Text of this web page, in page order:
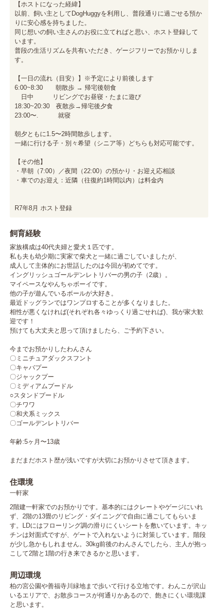
【ホストになった経緯】
以前、飼い主としてDogHuggyを利用し、普段通りに過ごせる預か
りに安心感を持ちました。
同じ想いの飼い主さんのお役に立てればと思い、ホスト登録して
います。
普段の生活リズムを共有いただき、ゲージフリーでお預かりしま
す。
【一日の流れ（目安）】※予定により前後します
6:00~8:30　　朝散歩 → 帰宅後朝食
日中　　　リビングでお昼寝・たまに遊び
18:30~20:30　夜散歩→帰宅後夕食
23:00〜.          就寝
朝夕ともに1.5〜2時間散歩します。
一緒に行ける子・別々希望（シニア等）どちらも対応可能です。
【その他】
・早朝（7:00）／夜間（22:00）の預かり・お迎え応相談
・車でのお迎え：近隣（往復約1時間以内）は料金内
R7年8月 ホスト登録
飼育経験
家族構成は40代夫婦と愛犬１匹です。
私も夫も幼少期に実家で柴犬と一緒に過ごしていましたが、
成人して主体的にお世話したのは今回が初めてです。
イングリッシュゴールデンレトリバーの男の子（2歳）。
マイペースなやんちゃボーイです。
他の子が遊んでいるボールが大好き。
最近ドッグランではワンプロすることが多くなりました。
相性が悪くなければ(それぞれ各々ゆっくり過ごせれば)、我が家大歓
迎です！
預けても大丈夫と思って頂けましたら、ご予約下さい。
今までお預かりしたわんさん
〇ミニチュアダックスフント
〇キャバプー
〇ジャックプー
〇ミディアムプードル
○スタンドプードル
〇チワワ
〇和犬系ミックス
〇ゴールデンレトリバー
年齢:5ヶ月〜13歳
まだまだホスト歴が浅いですが大切にお預かりさせて頂きます。
住環境
一軒家
2階建一軒家でのお預かりです。基本的にはクレートやゲージにいれ
ず、2階の13畳のリビング・ダイニングで自由に過ごしてもらいま
す。LDにはフローリング調の滑りにくいシートを敷いています。キッ
チンは対面式ですが、ゲートで入れないように対策しています。階段
が少し急かもしれません。30kg前後のわんさんでしたら、主人が抱っ
こして2階と1階の行き来できるかと思います。
周辺環境
柏の宮公園や善福寺川緑地まで歩いて行ける立地です。わんこが沢山
いるエリアで、お散歩コースが何通りかあるので、飽きにくい環境課
と思います。